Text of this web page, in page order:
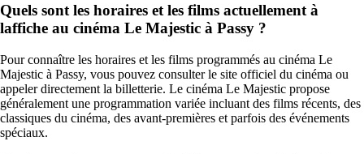
Quels sont les horaires et les films actuellement à
laffiche au cinéma Le Majestic à Passy ?
Pour connaître les horaires et les films programmés au cinéma Le
Majestic à Passy, vous pouvez consulter le site officiel du cinéma ou
appeler directement la billetterie. Le cinéma Le Majestic propose
généralement une programmation variée incluant des films récents, des
classiques du cinéma, des avant-premières et parfois des événements
spéciaux.